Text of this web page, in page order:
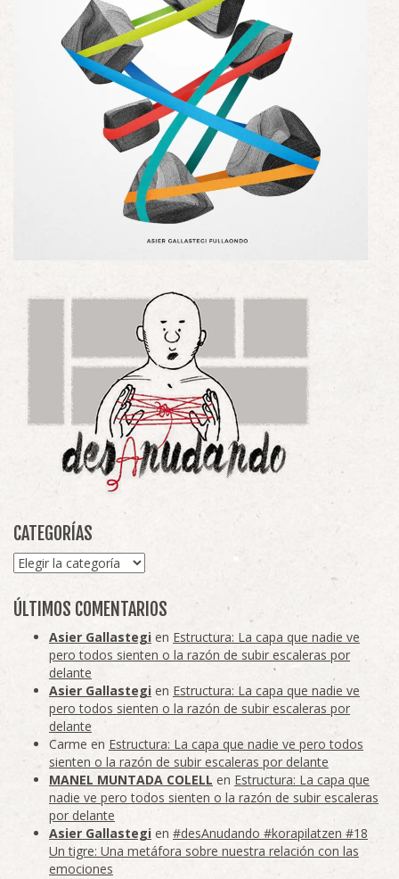
CATEGORÍAS
Categorías
ÚLTIMOS COMENTARIOS
Asier Gallastegi en Estructura: La capa que nadie ve
pero todos sienten o la razón de subir escaleras por
delante
Asier Gallastegi en Estructura: La capa que nadie ve
pero todos sienten o la razón de subir escaleras por
delante
Carme en Estructura: La capa que nadie ve pero todos
sienten o la razón de subir escaleras por delante
MANEL MUNTADA COLELL en Estructura: La capa que
nadie ve pero todos sienten o la razón de subir escaleras
por delante
Asier Gallastegi en #desAnudando #korapilatzen #18
Un tigre: Una metáfora sobre nuestra relación con las
emociones